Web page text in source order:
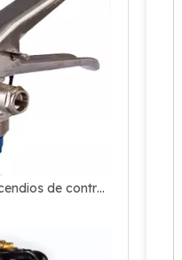
Válvula contra incendios de control de hidrante confiable